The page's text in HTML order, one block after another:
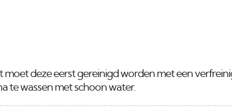
moet deze eerst gereinigd worden met een
te wassen met schoon water.